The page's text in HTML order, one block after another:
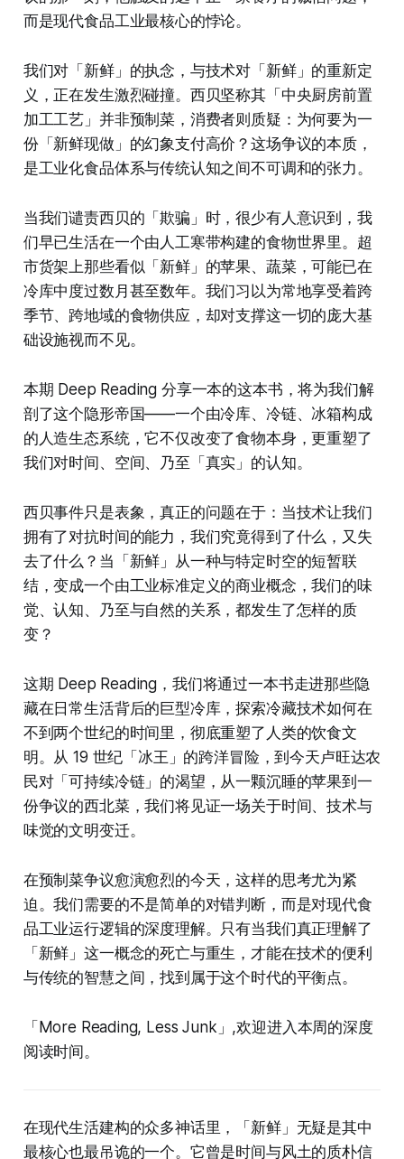
而是现代食品工业最核心的悖论。
我们对「新鲜」的执念，与技术对「新鲜」的重新定
义，正在发生激烈碰撞。西贝坚称其「中央厨房前置
加工工艺」并非预制菜，消费者则质疑：为何要为一
份「新鲜现做」的幻象支付高价？这场争议的本质，
是工业化食品体系与传统认知之间不可调和的张力。
当我们谴责西贝的「欺骗」时，很少有人意识到，我
们早已生活在一个由人工寒带构建的食物世界里。超
市货架上那些看似「新鲜」的苹果、蔬菜，可能已在
冷库中度过数月甚至数年。我们习以为常地享受着跨
季节、跨地域的食物供应，却对支撑这一切的庞大基
础设施视而不见。
本期 Deep Reading 分享一本的这本书，将为我们解
剖了这个隐形帝国——一个由冷库、冷链、冰箱构成
的人造生态系统，它不仅改变了食物本身，更重塑了
我们对时间、空间、乃至「真实」的认知。
西贝事件只是表象，真正的问题在于：当技术让我们
拥有了对抗时间的能力，我们究竟得到了什么，又失
去了什么？当「新鲜」从一种与特定时空的短暂联
结，变成一个由工业标准定义的商业概念，我们的味
觉、认知、乃至与自然的关系，都发生了怎样的质
变？
这期 Deep Reading，我们将通过一本书走进那些隐
藏在日常生活背后的巨型冷库，探索冷藏技术如何在
不到两个世纪的时间里，彻底重塑了人类的饮食文
明。从 19 世纪「冰王」的跨洋冒险，到今天卢旺达农
民对「可持续冷链」的渴望，从一颗沉睡的苹果到一
份争议的西北菜，我们将见证一场关于时间、技术与
味觉的文明变迁。
在预制菜争议愈演愈烈的今天，这样的思考尤为紧
迫。我们需要的不是简单的对错判断，而是对现代食
品工业运行逻辑的深度理解。只有当我们真正理解了
「新鲜」这一概念的死亡与重生，才能在技术的便利
与传统的智慧之间，找到属于这个时代的平衡点。
「More Reading, Less Junk」,欢迎进入本周的深度
阅读时间。
在现代生活建构的众多神话里，「新鲜」无疑是其中
最核心也最吊诡的一个。它曾是时间与风土的质朴信